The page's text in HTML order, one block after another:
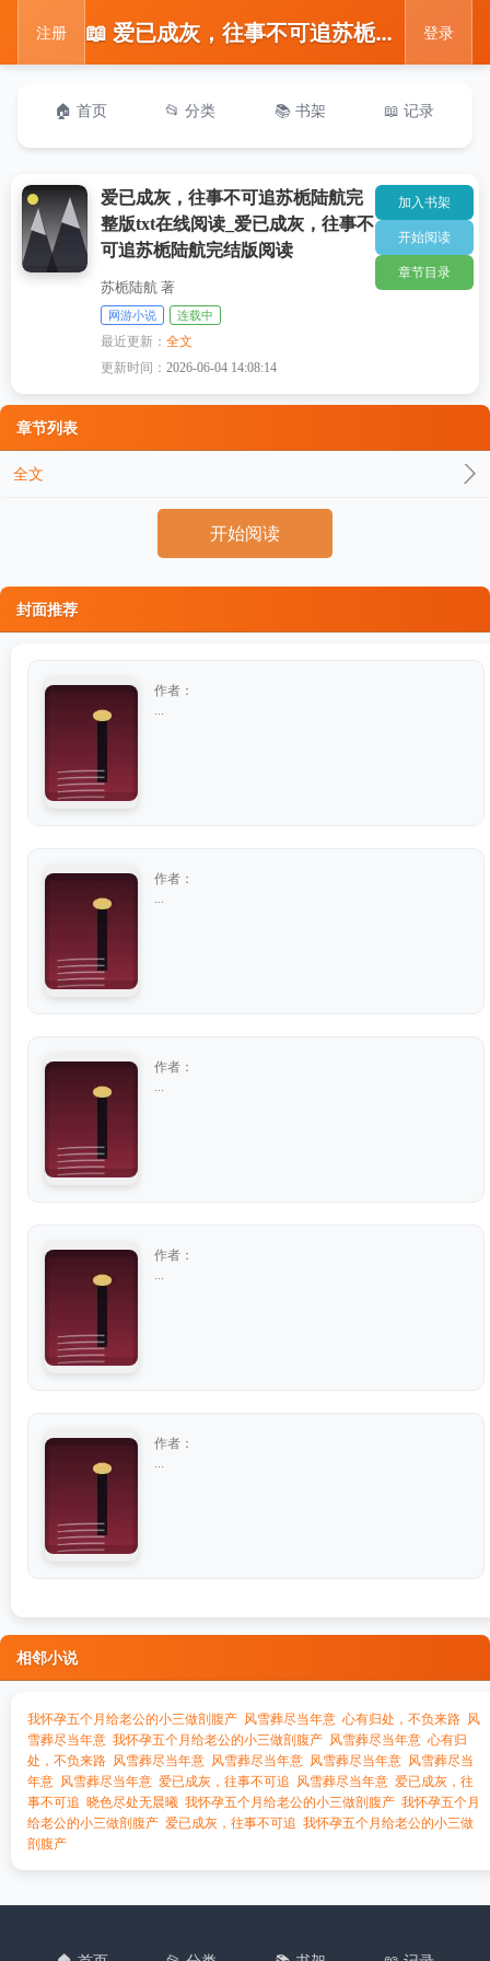
注册 📖 爱已成灰，往事不可追苏栀陆航完整版txt在线阅读_爱已成灰，往事不可追苏栀陆航完结版阅读 登录
🏠 首页 📂 分类 📚 书架 📖 记录
爱已成灰，往事不可追苏栀陆航完
整版txt在线阅读_爱已成灰，往事不
可追苏栀陆航完结版阅读
苏栀陆航 著
网游小说 连载中
最近更新：全文
更新时间：2026-06-04 14:08:14
加入书架
开始阅读
章节目录
章节列表
全文
开始阅读
封面推荐
作者：
作者：
作者：
作者：
作者：
相邻小说
我怀孕五个月给老公的小三做剖腹产 风雪葬尽当年意 心有归处，不负来路 风
雪葬尽当年意 我怀孕五个月给老公的小三做剖腹产 风雪葬尽当年意 心有归
处，不负来路 风雪葬尽当年意 风雪葬尽当年意 风雪葬尽当年意 风雪葬尽当
年意 风雪葬尽当年意 爱已成灰，往事不可追 风雪葬尽当年意 爱已成灰，往
事不可追 晓色尽处无晨曦 我怀孕五个月给老公的小三做剖腹产 我怀孕五个月
给老公的小三做剖腹产 爱已成灰，往事不可追 我怀孕五个月给老公的小三做
剖腹产